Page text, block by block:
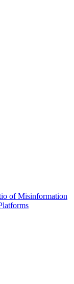
of Misinformation